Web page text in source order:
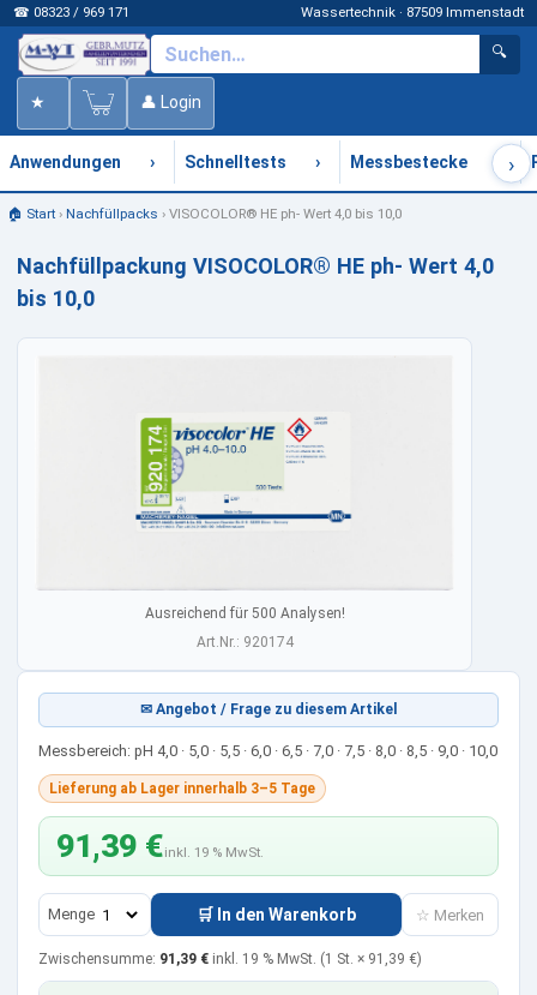
☎ 08323 / 969 171 Wassertechnik · 87509 Immenstadt
🔍
★ 👤 Login
Anwendungen › Schnelltests › Messbestecke ›
🏠 Start› Nachfüllpacks › VISOCOLOR® HE ph- Wert 4,0 bis 10,0
Nachfüllpackung VISOCOLOR® HE ph- Wert 4,0
bis 10,0
Ausreichend für 500 Analysen!
Art.Nr.: 920174
✉ Angebot / Frage zu diesem Artikel
Messbereich: pH 4,0 · 5,0 · 5,5 · 6,0 · 6,5 · 7,0 · 7,5 · 8,0 · 8,5 · 9,0 · 10,0
Lieferung ab Lager innerhalb 3–5 Tage
91,39 €inkl. 19 % MwSt.
Menge 🛒 In den Warenkorb ☆ Merken
Zwischensumme: 91,39 € inkl. 19 % MwSt. (1 St. × 91,39 €)